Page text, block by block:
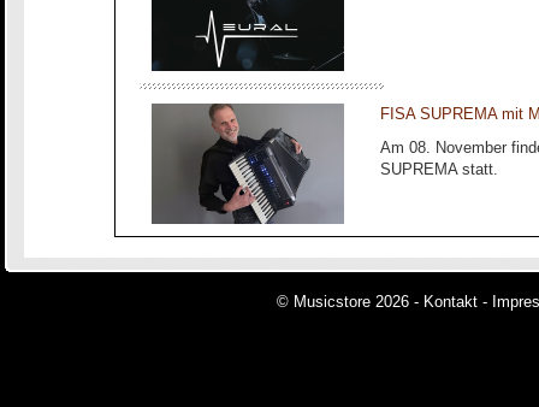
FISA SUPREMA mit
Am 08. November
SUPREMA statt.
© Musicstore 2026 - Kontakt -